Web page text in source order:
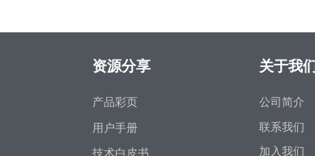
关于我
公司简介
联系我们
加入我们
资源分享
产品彩页
用户手册
技术白皮书